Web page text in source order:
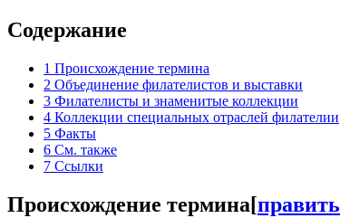
Содержание
1 Происхождение термина
2 Объединение филателистов и выставки
3 Филателисты и знаменитые коллекции
4 Коллекции специальных отраслей филателии
5 Факты
6 См. также
7 Ссылки
Происхождение термина[править